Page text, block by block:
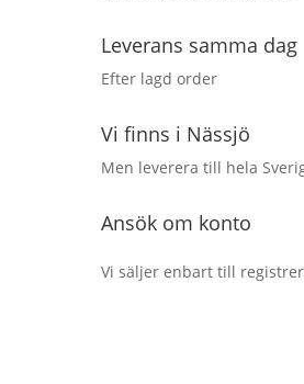
Leverans samma dag
Efter lagd order
Vi finns i Nässjö
Men leverera till hela
Ansök om konto
Vi säljer enbart till